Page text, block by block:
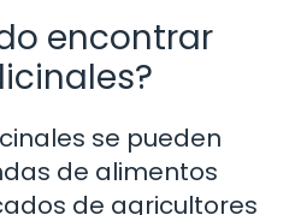
encontrar
se pueden
de alimentos
de agricultores